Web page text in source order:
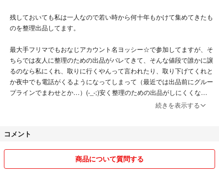
残しておいても私は一人なので若い時から何十年もかけて集めてきたも
のを整理出品してます。
最大手フリマでもおなじアカウント名ヨッシー☆で参加してますが、そ
ちらでは友人に整理のための出品がバレてきて、そんな値段で誰かに譲
るのなら私にくれ、取りに行くやんって言われたり、取り下げてくれと
か夜中でも電話がくるようになってしまって（最近では出品前にグルー
プラインでまわせとか…）(-_-;)安く整理のための出品がしにくくなり
をはじめました。
安いからとんでもなくボロいとかそんなんではありませんので安心して
ご検討くださいませ。😊
続きを表示する
コメント
商品について質問する